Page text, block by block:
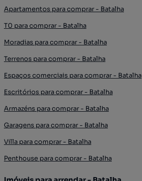
Apartamentos para comprar - Batalha
T0 para comprar - Batalha
Moradias para comprar - Batalha
Terrenos para comprar - Batalha
Espaços comerciais para comprar - Batalha
Escritórios para comprar - Batalha
Armazéns para comprar - Batalha
Garagens para comprar - Batalha
Villa para comprar - Batalha
Penthouse para comprar - Batalha